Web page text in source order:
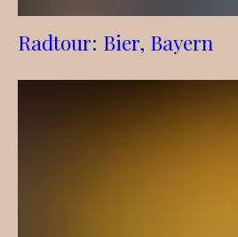
Radtour: Bier, Bayern